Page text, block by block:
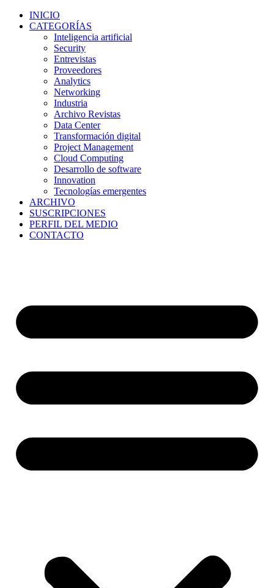
INICIO
CATEGORÍAS
Inteligencia artificial
Security
Entrevistas
Proveedores
Analytics
Networking
Industria
Archivo Revistas
Data Center
Transformación digital
Project Management
Cloud Computing
Desarrollo de software
Innovation
Tecnologías emergentes
ARCHIVO
SUSCRIPCIONES
PERFIL DEL MEDIO
CONTACTO